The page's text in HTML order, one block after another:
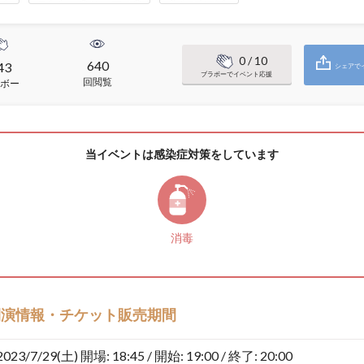
ー
640
回閲覧
0/ 10
ブラボーでイベント応援
シェアで
当イベントは感染症対策をしています
消毒
情報・チケット販売期間
7/29(土) 開場: 18:45 / 開始: 19:00 / 終了: 20:00